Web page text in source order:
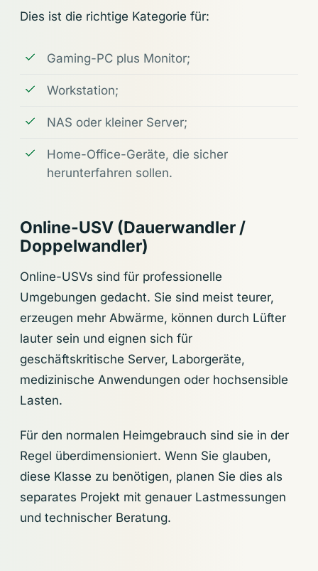
Dies ist die richtige Kategorie für:
Gaming-PC plus Monitor;
Workstation;
NAS oder kleiner Server;
Home-Office-Geräte, die sicher
herunterfahren sollen.
Online-USV (Dauerwandler /
Doppelwandler)
Online-USVs sind für professionelle
Umgebungen gedacht. Sie sind meist teurer,
erzeugen mehr Abwärme, können durch Lüfter
lauter sein und eignen sich für
geschäftskritische Server, Laborgeräte,
medizinische Anwendungen oder hochsensible
Lasten.
Für den normalen Heimgebrauch sind sie in der
Regel überdimensioniert. Wenn Sie glauben,
diese Klasse zu benötigen, planen Sie dies als
separates Projekt mit genauer Lastmessungen
und technischer Beratung.